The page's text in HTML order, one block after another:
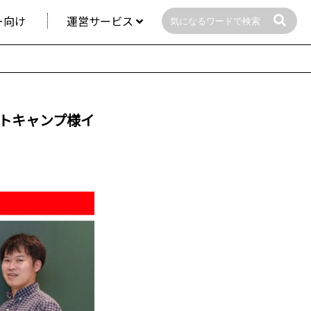
け 運営サービス
キャンプ様イ